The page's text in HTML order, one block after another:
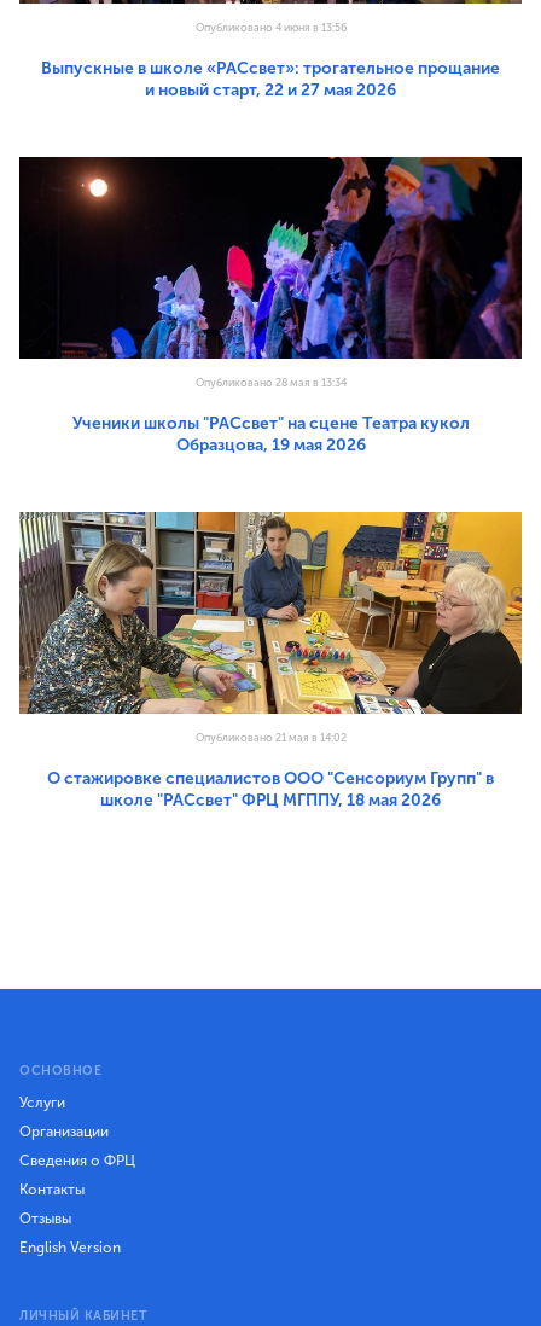
Опубликовано 4 июня в 13:56
Выпускные в школе «РАСсвет»: трогательное прощание
и новый старт, 22 и 27 мая 2026
Опубликовано 28 мая в 13:34
Ученики школы "РАСсвет" на сцене Театра кукол
Образцова, 19 мая 2026
Опубликовано 21 мая в 14:02
О стажировке специалистов ООО "Сенсориум Групп" в
школе "РАСсвет" ФРЦ МГППУ, 18 мая 2026
ОСНОВНОЕ
Услуги
Организации
Сведения о ФРЦ
Контакты
Отзывы
English Version
ЛИЧНЫЙ КАБИНЕТ